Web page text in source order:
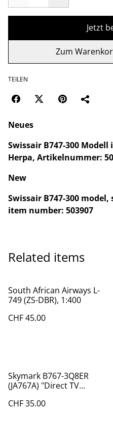
Jetzt
Zum
TEILEN
Neues
Swissair B747-300
Herpa, Artikelnummer:
New
Swissair B747-300
item number: 503907
Related items
South African Airways L-
749 (ZS-DBR), 1:400
CHF 45.00
Skymark B767-3Q8ER
(JA767A) "Direct TV
CHF 35.00